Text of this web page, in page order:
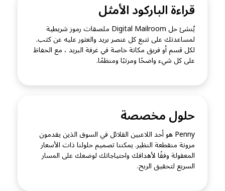
قراءة الباركود الأمثل
يُنشئ حل Digital Mailroom ملصقات رموز شريطية
لمساعدتك على تتبع كل عنصر بريد والعثور عليه عن كثب.
لكل قسم أو فريق مكانة خاصة في غرفة البريد ، مع الحفاظ
على كل شيء واضحًا ومرتبًا ومنظمًا.
حلول مخصصة
Penny هو أحد اللاعبين القلائل في السوق الذين يقدمون
مرونة منقطعة النظير. يمكننا تصميم حلولنا ذات الأسعار
المعقولة وفقًا لأهدافك واحتياجاتك لوضعك على المسار
السريع لتحقيق الربح.